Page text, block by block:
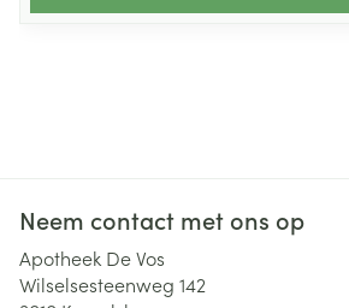
Neem contact met ons op
Apotheek De Vos
Wilselsesteenweg 142